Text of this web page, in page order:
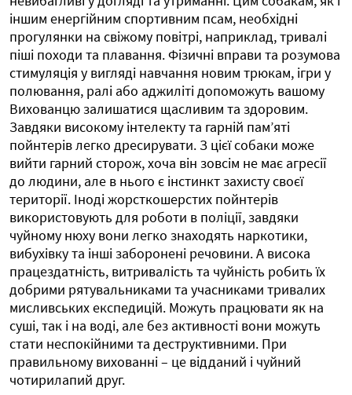
іншим енергійним спортивним псам, необхідні
прогулянки на свіжому повітрі, наприклад, тривалі
піші походи та плавання. Фізичні вправи та розумова
стимуляція у вигляді навчання новим трюкам, ігри у
полювання, ралі або аджиліті допоможуть вашому
Вихованцю залишатися щасливим та здоровим.
Завдяки високому інтелекту та гарній пам’яті
пойнтерів легко дресирувати. З цієї собаки може
вийти гарний сторож, хоча він зовсім не має агресії
до людини, але в нього є інстинкт захисту своєї
території. Іноді жорсткошерстих пойнтерів
використовують для роботи в поліції, завдяки
чуйному нюху вони легко знаходять наркотики,
вибухівку та інші заборонені речовини. А висока
працездатність, витривалість та чуйність робить їх
добрими рятувальниками та учасниками тривалих
мисливських експедицій. Можуть працювати як на
суші, так і на воді, але без активності вони можуть
стати неспокійними та деструктивними. При
правильному вихованні – це відданий і чуйний
чотирилапий друг.